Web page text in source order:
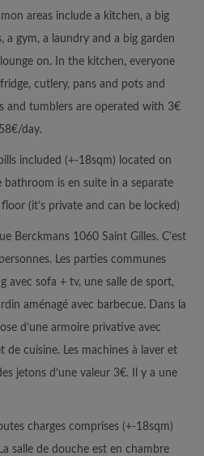
areas include a kitchen, a big
a gym, a laundry and a big garden
on. In the kitchen, everyone
cutlery, pans and pots and
and tumblers are operated with 3€
day.
included (+-18sqm) located on
is en suite in a separate
(it’s private and can be locked)
Berckmans 1060 Saint Gilles. C’est
Les parties communes
avec sofa + tv, une salle de sport,
aménagé avec barbecue. Dans la
d’une armoire privative avec
de cuisine. Les machines à laver et
jetons d’une valeur 3€. Il y a une
charges comprises (+-18sqm)
salle de douche est en chambre